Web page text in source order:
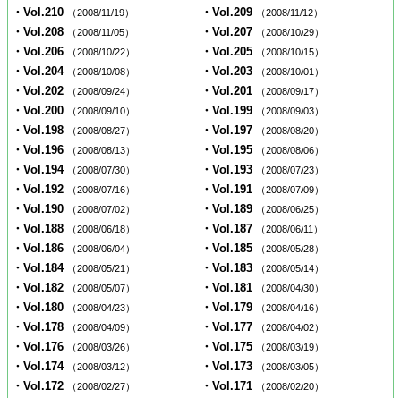
・Vol.210 （2008/11/19） ・Vol.209 （2008/11/12）
・Vol.208 （2008/11/05） ・Vol.207 （2008/10/29）
・Vol.206 （2008/10/22） ・Vol.205 （2008/10/15）
・Vol.204 （2008/10/08） ・Vol.203 （2008/10/01）
・Vol.202 （2008/09/24） ・Vol.201 （2008/09/17）
・Vol.200 （2008/09/10） ・Vol.199 （2008/09/03）
・Vol.198 （2008/08/27） ・Vol.197 （2008/08/20）
・Vol.196 （2008/08/13） ・Vol.195 （2008/08/06）
・Vol.194 （2008/07/30） ・Vol.193 （2008/07/23）
・Vol.192 （2008/07/16） ・Vol.191 （2008/07/09）
・Vol.190 （2008/07/02） ・Vol.189 （2008/06/25）
・Vol.188 （2008/06/18） ・Vol.187 （2008/06/11）
・Vol.186 （2008/06/04） ・Vol.185 （2008/05/28）
・Vol.184 （2008/05/21） ・Vol.183 （2008/05/14）
・Vol.182 （2008/05/07） ・Vol.181 （2008/04/30）
・Vol.180 （2008/04/23） ・Vol.179 （2008/04/16）
・Vol.178 （2008/04/09） ・Vol.177 （2008/04/02）
・Vol.176 （2008/03/26） ・Vol.175 （2008/03/19）
・Vol.174 （2008/03/12） ・Vol.173 （2008/03/05）
・Vol.172 （2008/02/27） ・Vol.171 （2008/02/20）